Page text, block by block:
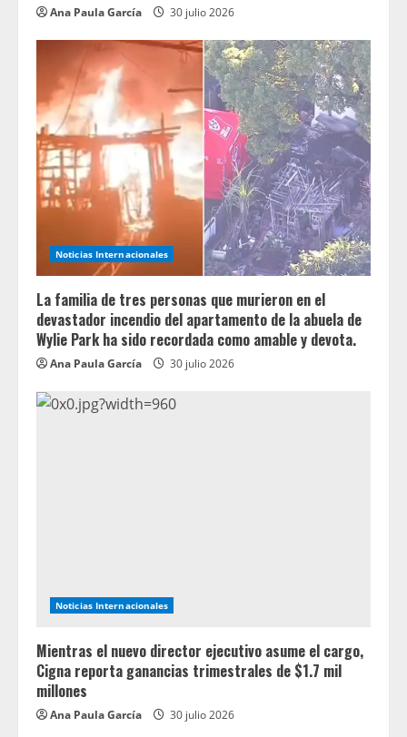
Ana Paula García 30 julio 2026
Noticias Internacionales
La familia de tres personas que murieron en el
devastador incendio del apartamento de la abuela de
Wylie Park ha sido recordada como amable y devota.
Ana Paula García 30 julio 2026
Noticias Internacionales
Mientras el nuevo director ejecutivo asume el cargo,
Cigna reporta ganancias trimestrales de $1.7 mil
millones
Ana Paula García 30 julio 2026